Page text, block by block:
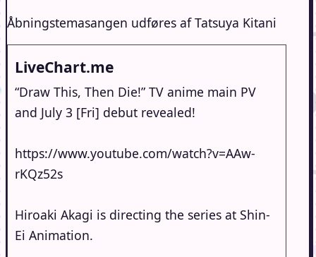
Åbningstemasangen udføres af Tatsuya Kitani
LiveChart.me
“Draw This, Then Die!” TV anime main PV
and July 3 [Fri] debut revealed!
https://www.youtube.com/watch?v=AAw-
rKQz52s
Hiroaki Akagi is directing the series at Shin-
Ei Animation.